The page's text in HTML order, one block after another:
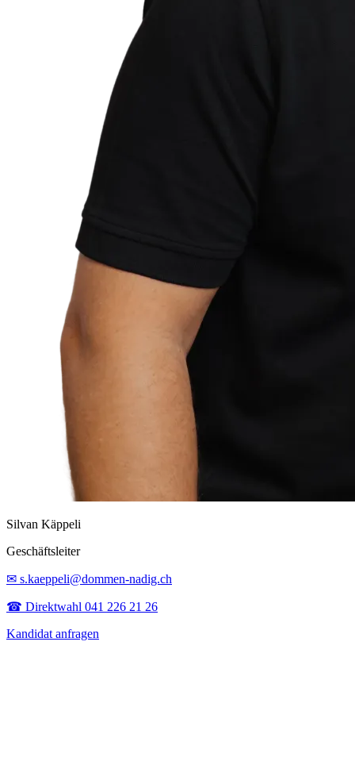
Silvan Käppeli
Geschäftsleiter
✉ s.kaeppeli@dommen-nadig.ch
☎ Direktwahl 041 226 21 26
Kandidat anfragen